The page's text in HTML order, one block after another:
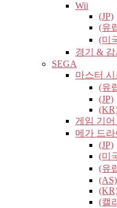
Wii
(JP)
(유
(미
경기 & 감
SEGA
마스터
(유
(JP)
게임 기
메가 드라
(JP)
(미
(유
(AS)
(캘